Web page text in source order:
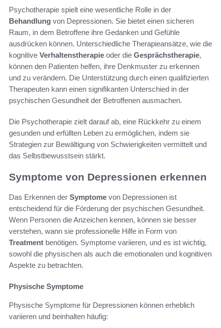
Psychotherapie spielt eine wesentliche Rolle in der
Behandlung von Depressionen. Sie bietet einen sicheren
Raum, in dem Betroffene ihre Gedanken und Gefühle
ausdrücken können. Unterschiedliche Therapieansätze, wie die
kognitive Verhaltenstherapie oder die Gesprächstherapie,
können den Patienten helfen, ihre Denkmuster zu erkennen
und zu verändern. Die Unterstützung durch einen qualifizierten
Therapeuten kann einen signifikanten Unterschied in der
psychischen Gesundheit der Betroffenen ausmachen.
Die Psychotherapie zielt darauf ab, eine Rückkehr zu einem
gesunden und erfüllten Leben zu ermöglichen, indem sie
Strategien zur Bewältigung von Schwierigkeiten vermittelt und
das Selbstbewusstsein stärkt.
Symptome von Depressionen erkennen
Das Erkennen der Symptome von Depressionen ist
entscheidend für die Förderung der psychischen Gesundheit.
Wenn Personen die Anzeichen kennen, können sie besser
verstehen, wann sie professionelle Hilfe in Form von
Treatment benötigen. Symptome variieren, und es ist wichtig,
sowohl die physischen als auch die emotionalen und kognitiven
Aspekte zu betrachten.
Physische Symptome
Physische Symptome für Depressionen können erheblich
variieren und beinhalten häufig: